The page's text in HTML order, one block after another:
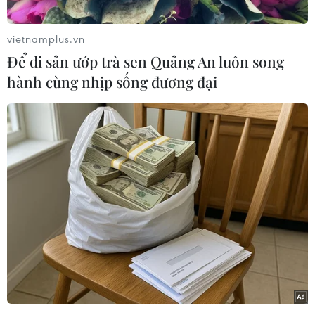
mới công tác quy hoạch và tổ chức
phát triển hạ tầng
06/08/2026 07:29
Kỷ niệm 60 năm thành lập, Cục Đầu
tư Thái Lan tiếp tục định hình chiến
lược cho nền kinh tế trong bối cảnh
mới
06/08/2026 02:42
Nghị quyết số 18-NQ/TW: Kiến tạo
nền tảng cho một xã hội phát triển
bền vững
06/08/2026 01:55
vietnamplus.vn
Để di sản ướp trà sen Quảng An luôn song
hành cùng nhịp sống đương đại